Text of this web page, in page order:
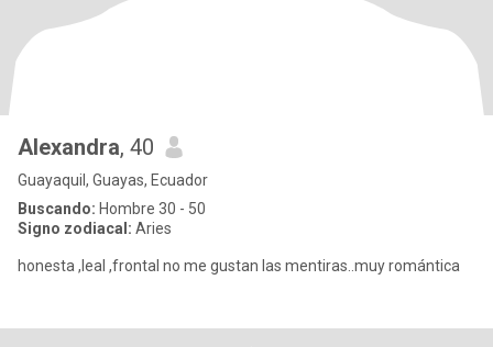
Alexandra, 40
Guayaquil, Guayas, Ecuador
Buscando: Hombre 30 - 50
Signo zodiacal: Aries
honesta ,leal ,frontal no me gustan las mentiras..muy romántica